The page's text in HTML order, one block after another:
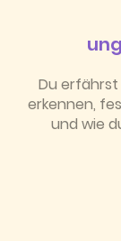
Du erfährst
erkennen,
und wie